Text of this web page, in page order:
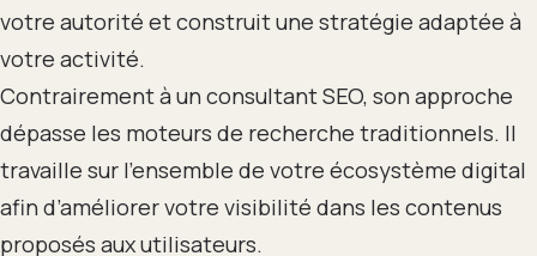
votre autorité et construit une stratégie adaptée à
votre activité.
Contrairement à un consultant SEO, son approche
dépasse les moteurs de recherche traditionnels. Il
travaille sur l’ensemble de votre écosystème digital
afin d’améliorer votre visibilité dans les contenus
proposés aux utilisateurs.